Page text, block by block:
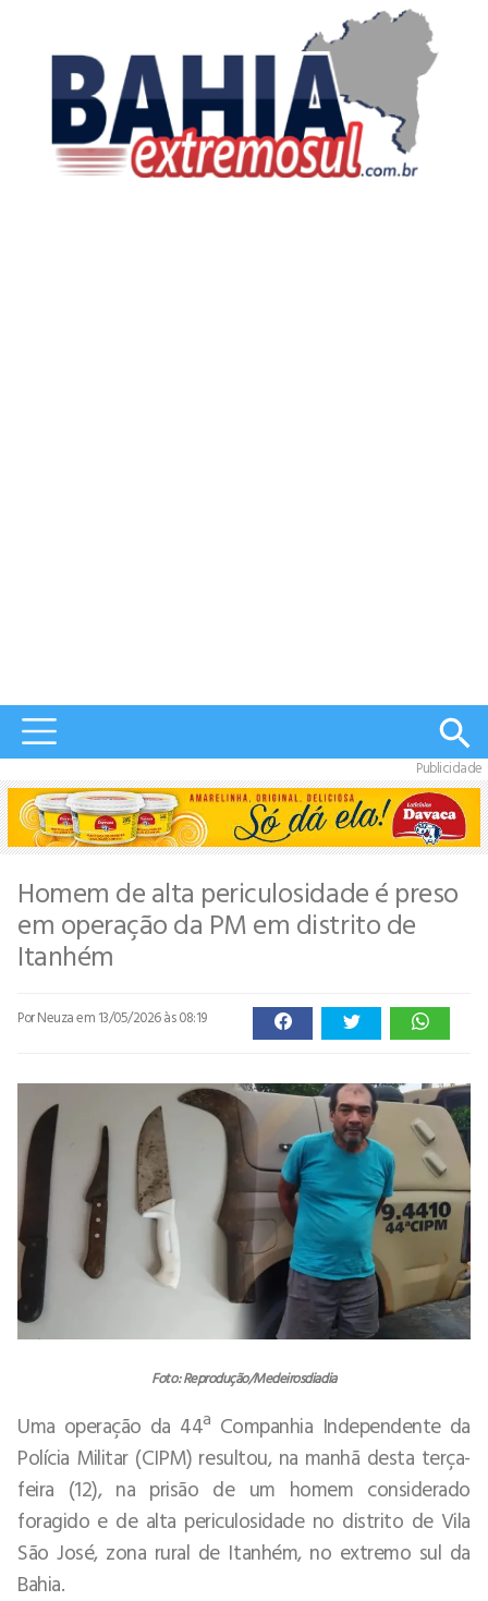
Publicidade
Homem de alta periculosidade é preso
em operação da PM em distrito de
Itanhém
Por Neuzaem 13/05/2026 às 08:19
Foto: Reprodução/Medeirosdiadia
Uma operação da 44ª Companhia Independente da
Polícia Militar (CIPM) resultou, na manhã desta terça-
feira (12), na prisão de um homem considerado
foragido e de alta periculosidade no distrito de Vila
São José, zona rural de Itanhém, no extremo sul da
Bahia.